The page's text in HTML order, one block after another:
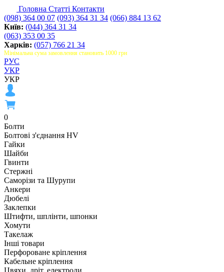
Головна Статті Контакти
(098) 364 00 07 (093) 364 31 34 (066) 884 13 62
Київ: (044) 364 31 34
(063) 353 00 35
Харків: (057) 766 21 34
Мінімальна сума замовлення становить 1000 грн
РУС
УКР
УКР
0
Болти
Болтові з'єднання HV
Гайки
Шайби
Гвинти
Стержні
Саморізи та Шурупи
Анкери
Дюбелі
Заклепки
Штифти, шплінти, шпонки
Хомути
Такелаж
Інші товари
Перфороване кріплення
Кабельне кріплення
Цвяхи, дріт, електроди